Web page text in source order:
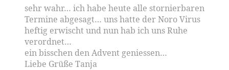
sehr wahr… ich habe heute alle stornierbaren
Termine abgesagt… uns hatte der Noro Virus
heftig erwischt und nun hab ich uns Ruhe
verordnet…
ein bisschen den Advent geniessen…
Liebe Grüße Tanja